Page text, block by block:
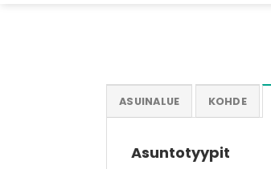
ASUINALUE KOHDE
Asuntotyypit